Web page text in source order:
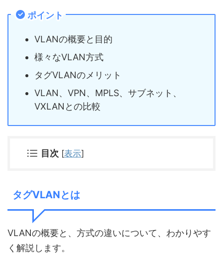
ポイント
VLANの概要と目的
様々なVLAN方式
タグVLANのメリット
VLAN、VPN、MPLS、サブネット、
VXLANとの比較
目次 [表示]
タグVLANとは
VLANの概要と、方式の違いについて、わかりやす
く解説します。